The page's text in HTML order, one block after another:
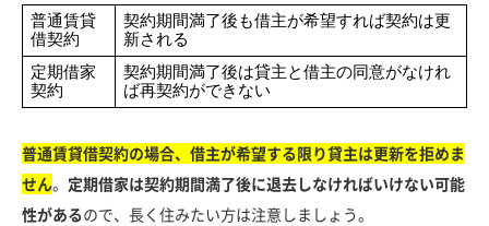
普通賃貸
借契約
契約期間満了後も借主が希望すれば契約は更
新される
定期借家
契約
契約期間満了後は貸主と借主の同意がなけれ
ば再契約ができない
普通賃貸借契約の場合、借主が希望する限り貸主は更新を拒めま
せん。 定期借家は契約期間満了後に退去しなければいけない可能
性があるので、長く住みたい方は注意しましょう。